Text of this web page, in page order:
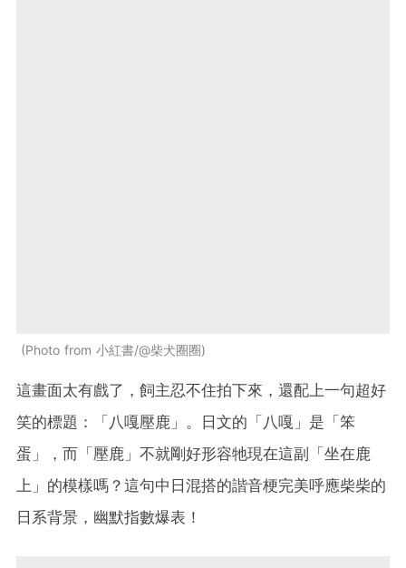
Photo from 小紅書/@柴犬圈圈
這畫面太有戲了，飼主忍不住拍下來，還配上一句超好
笑的標題：「八嘎壓鹿」。日文的「八嘎」是「笨
蛋」，而「壓鹿」不就剛好形容牠現在這副「坐在鹿
上」的模樣嗎？這句中日混搭的諧音梗完美呼應柴柴的
日系背景，幽默指數爆表！